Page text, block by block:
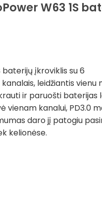
W63 1S
baterijų įkroviklis su 6
leidžiantis vienu
ir paruošti baterijas
vienam kanalui, PD3.0
daro jį patogiu
kelionėse.
WooPower W63